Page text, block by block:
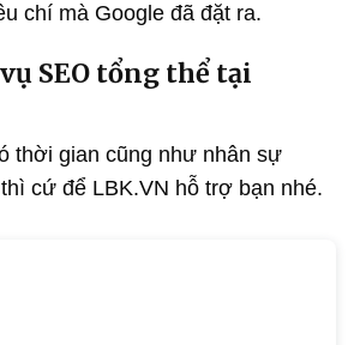
chí mà Google đã đặt ra.
SEO tổng thể tại
thời gian cũng như nhân sự
cứ để LBK.VN hỗ trợ bạn nhé.